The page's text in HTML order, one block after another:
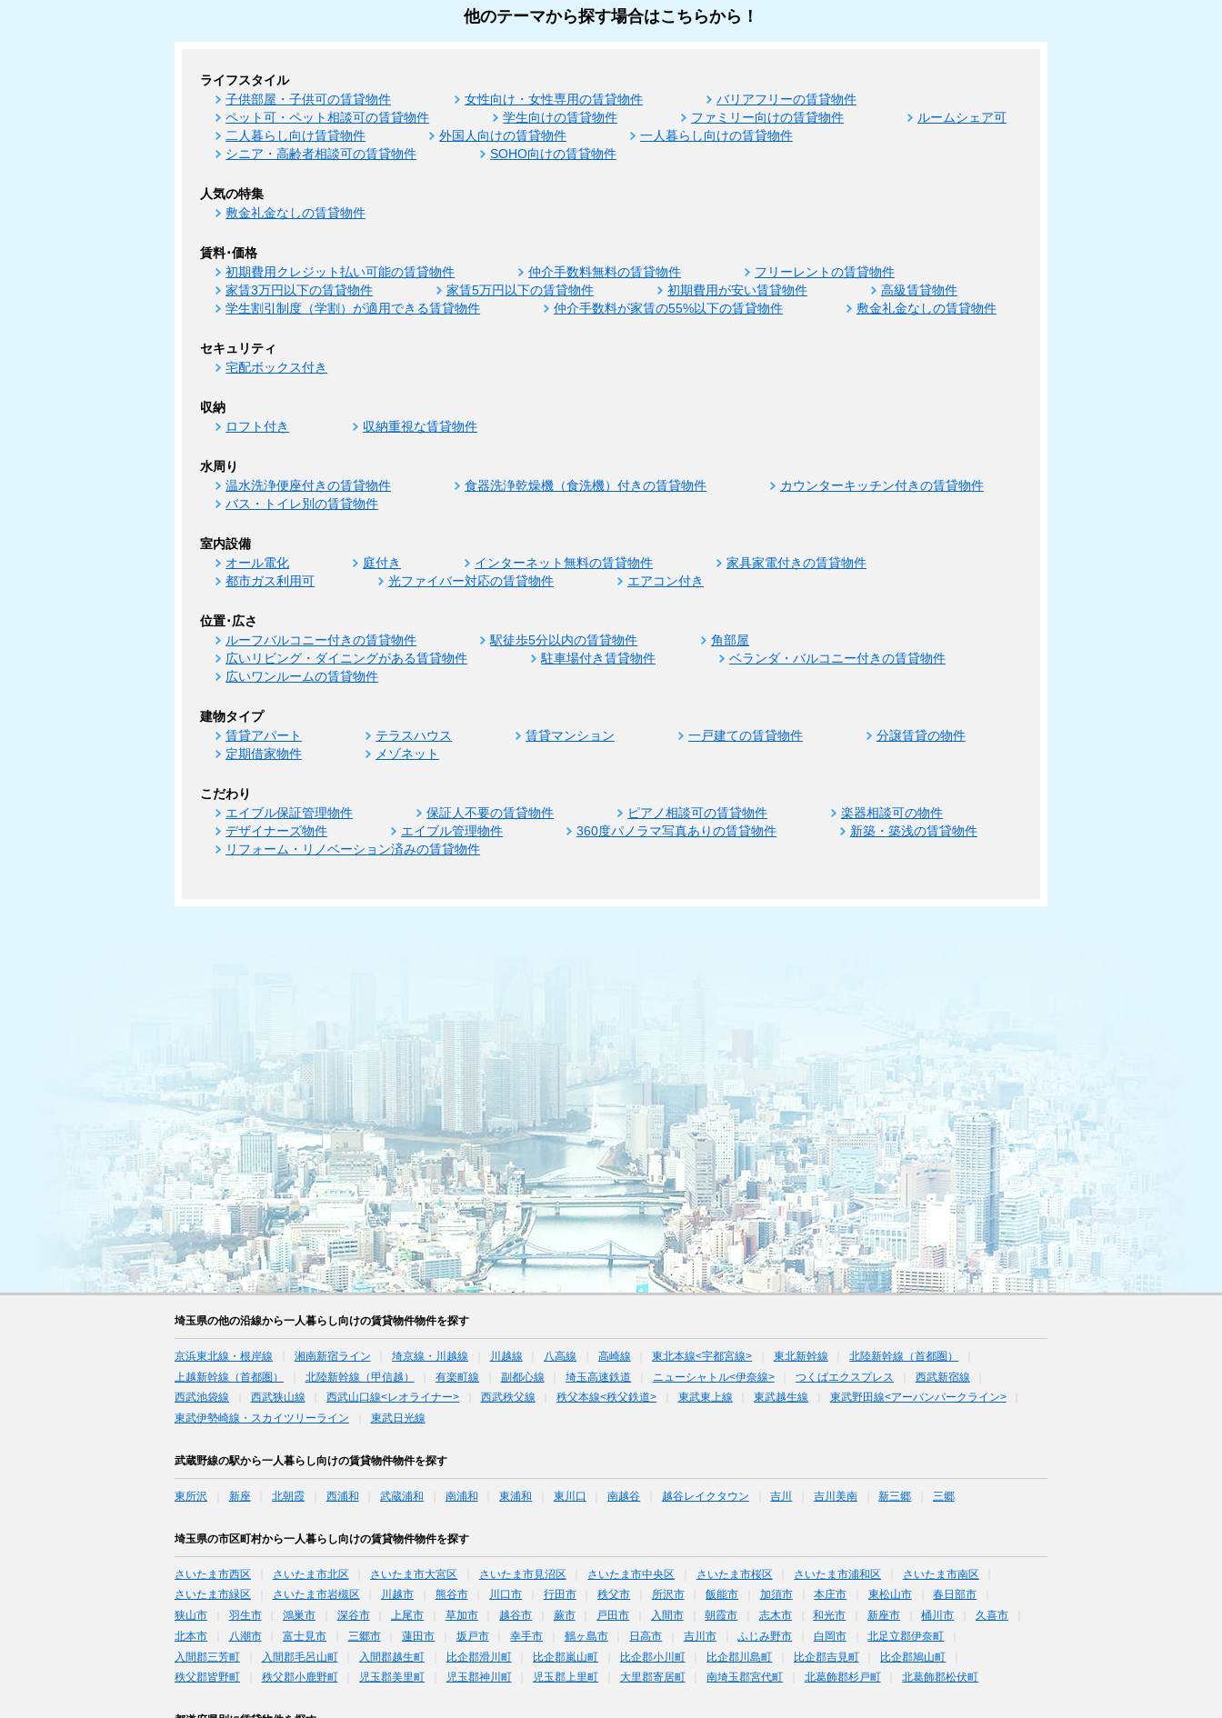
他のテーマから探す場合はこちらから！
ライフスタイル
子供部屋・子供可の賃貸物件 女性向け・女性専用の賃貸物件
バリアフリーの賃貸物件
ペット可・ペット相談可の賃貸物件
学生向けの賃貸物件 ファミリー向けの賃貸物件
ルームシェア可
二人暮らし向け賃貸物件
外国人向けの賃貸物件
一人暮らし向けの賃貸物件
シニア・高齢者相談可の賃貸物件
SOHO向けの賃貸物件
人気の特集
敷金礼金なしの賃貸物件
賃料･価格
初期費用クレジット払い可能の賃貸物件 仲介手数料無料の賃貸物件
フリーレントの賃貸物件
家賃3万円以下の賃貸物件
家賃5万円以下の賃貸物件 初期費用が安い賃貸物件
高級賃貸物件
学生割引制度（学割）が適用できる賃貸物件
仲介手数料が家賃の55%以下の賃貸物件 敷金礼金なしの賃貸物件
セキュリティ
宅配ボックス付き
収納
ロフト付き 収納重視な賃貸物件
水周り
温水洗浄便座付きの賃貸物件 食器洗浄乾燥機（食洗機）付きの賃貸物件
カウンターキッチン付きの賃貸物件
バス・トイレ別の賃貸物件
室内設備
オール電化 庭付き インターネット無料の賃貸物件
家具家電付きの賃貸物件
都市ガス利用可
光ファイバー対応の賃貸物件 エアコン付き
位置･広さ
ルーフバルコニー付きの賃貸物件 駅徒歩5分以内の賃貸物件
角部屋
広いリビング・ダイニングがある賃貸物件
駐車場付き賃貸物件
ベランダ・バルコニー付きの賃貸物件
広いワンルームの賃貸物件
建物タイプ
賃貸アパート テラスハウス 賃貸マンション 一戸建ての賃貸物件
分譲賃貸の物件
定期借家物件
メゾネット
こだわり
エイブル保証管理物件 保証人不要の賃貸物件 ピアノ相談可の賃貸物件
楽器相談可の物件
デザイナーズ物件
エイブル管理物件 360度パノラマ写真ありの賃貸物件
新築・築浅の賃貸物件
リフォーム・リノベーション済みの賃貸物件
埼玉県の他の沿線から一人暮らし向けの賃貸物件物件を探す
京浜東北線・根岸線 湘南新宿ライン 埼京線・川越線 川越線 八高線 高崎線 東北本線<宇都宮線> 東北新幹線
北陸新幹線（首都圏）
上越新幹線（首都圏）
北陸新幹線（甲信越） 有楽町線 副都心線 埼玉高速鉄道 ニューシャトル<伊奈線> つくばエクスプレス
西武新宿線
西武池袋線
西武狭山線 西武山口線<レオライナー> 西武秩父線 秩父本線<秩父鉄道> 東武東上線 東武越生線
東武野田線<アーバンパークライン>
東武伊勢崎線・スカイツリーライン
東武日光線
武蔵野線の駅から一人暮らし向けの賃貸物件物件を探す
東所沢 新座 北朝霞 西浦和 武蔵浦和 南浦和 東浦和 東川口 南越谷 越谷レイクタウン 吉川 吉川美南 新三郷 三郷
埼玉県の市区町村から一人暮らし向けの賃貸物件物件を探す
さいたま市西区 さいたま市北区 さいたま市大宮区 さいたま市見沼区 さいたま市中央区 さいたま市桜区 さいたま市浦和区
さいたま市南区
さいたま市緑区
さいたま市岩槻区 川越市 熊谷市 川口市 行田市 秩父市 所沢市 飯能市 加須市 本庄市 東松山市
春日部市
狭山市
羽生市 鴻巣市 深谷市 上尾市 草加市 越谷市 蕨市 戸田市 入間市 朝霞市 志木市 和光市 新座市 桶川市
久喜市
北本市
八潮市 富士見市 三郷市 蓮田市 坂戸市 幸手市 鶴ヶ島市 日高市 吉川市 ふじみ野市 白岡市
北足立郡伊奈町
入間郡三芳町
入間郡毛呂山町 入間郡越生町 比企郡滑川町 比企郡嵐山町 比企郡小川町 比企郡川島町 比企郡吉見町
比企郡鳩山町
秩父郡皆野町
秩父郡小鹿野町 児玉郡美里町 児玉郡神川町 児玉郡上里町 大里郡寄居町 南埼玉郡宮代町 北葛飾郡杉戸町 北葛飾郡松伏町